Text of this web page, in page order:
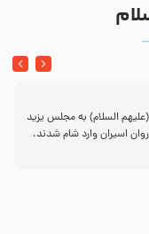
السلام) به مجلس یزید
اسیران وارد شام شدند،